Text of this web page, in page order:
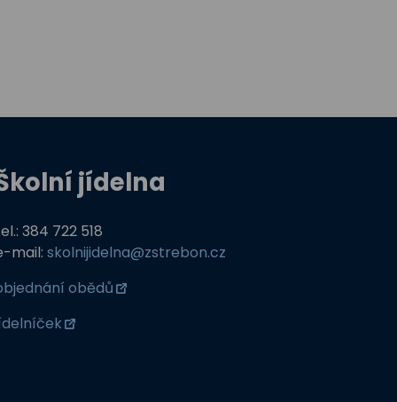
jídelna
384 722 518
mail:skolnijidelna@zstrebon.cz
obědů